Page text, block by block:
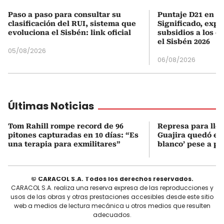
Paso a paso para consultar su
clasificación del RUI, sistema que
evoluciona el Sisbén: link oficial
05/08/2026
Puntaje D21 en
Significado,
subsidios a los
el Sisbén 2026
06/08/2026
Últimas Noticias
Tom Rahill rompe record de 96
pitones capturadas en 10 días: “Es
una terapia para exmilitares”
Represa para
Guajira quedó en
blanco’ pese a
© CARACOL S.A. Todos los derechos reservados.
CARACOL S.A. realiza una reserva expresa de las reproducciones y
usos de las obras y otras prestaciones accesibles desde este sitio
web a medios de lectura mecánica u otros medios que resulten
adecuados.